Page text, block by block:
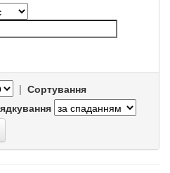
| Сортування